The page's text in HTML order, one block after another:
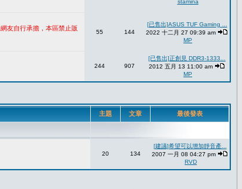
stamina
友自行承擔，本區禁止販
55 144
[已售出]ASUS TUF Gaming ...
2022 十二月 27 09:39 am
MP
244 907
[已售出]正創見 DDR3-1333...
2012 五月 13 11:00 am
MP
主題 文章 最後發表
20 134
[建議]希望可以增加靜音產...
2007 一月 08 04:27 pm
RVD